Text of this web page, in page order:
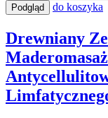
Podgląd
do koszyka
Drewniany